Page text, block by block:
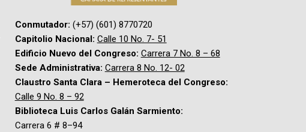
Conmutador: (+57) (601) 8770720
Capitolio Nacional: Calle 10 No. 7- 51
Edificio Nuevo del Congreso: Carrera 7 No. 8 – 68
Sede Administrativa: Carrera 8 No. 12- 02
Claustro Santa Clara – Hemeroteca del Congreso:
Calle 9 No. 8 – 92
Biblioteca Luis Carlos Galán Sarmiento:
Carrera 6 # 8–94